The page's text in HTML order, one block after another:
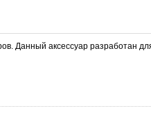
Данный аксессуар разработан